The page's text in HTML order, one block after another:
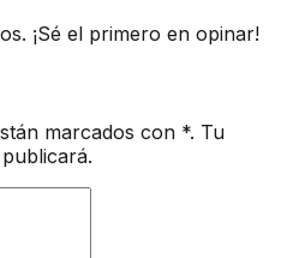
¡Sé el primero en opinar!
marcados con *. Tu